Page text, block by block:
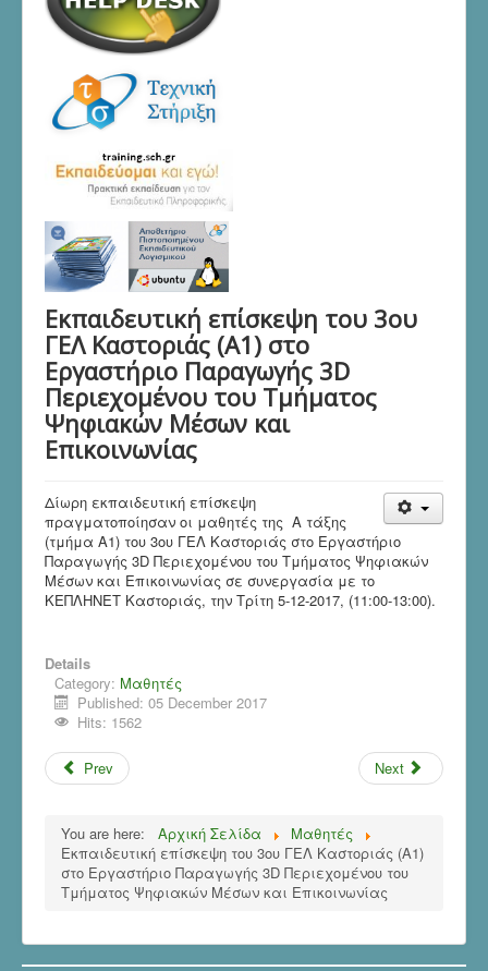
Εκπαιδευτική επίσκεψη του 3ου
ΓΕΛ Καστοριάς (Α1) στο
Εργαστήριο Παραγωγής 3D
Περιεχομένου του Τμήματος
Ψηφιακών Μέσων και
Επικοινωνίας
Δίωρη εκπαιδευτική επίσκεψη
πραγματοποίησαν οι μαθητές της Α τάξης
(τμήμα Α1) του 3ου ΓΕΛ Καστοριάς στο Εργαστήριο
Παραγωγής 3D Περιεχομένου του Τμήματος Ψηφιακών
Μέσων και Επικοινωνίας σε συνεργασία με το
ΚΕΠΛΗΝΕΤ Καστοριάς, την Τρίτη 5-12-2017, (11:00-13:00).
Details
Category: Μαθητές
Published: 05 December 2017
Hits: 1562
Prev Next
You are here: Αρχική Σελίδα
Μαθητές
Εκπαιδευτική επίσκεψη του 3ου ΓΕΛ Καστοριάς (Α1)
στο Εργαστήριο Παραγωγής 3D Περιεχομένου του
Τμήματος Ψηφιακών Μέσων και Επικοινωνίας